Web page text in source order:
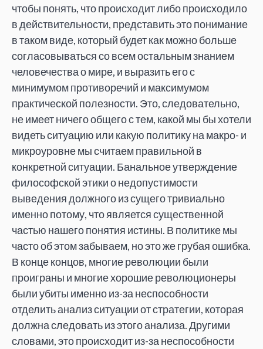
чтобы понять, что происходит либо происходило
в действительности, представить это понимание
в таком виде, который будет как можно больше
согласовываться со всем остальным знанием
человечества о мире, и выразить его с
минимумом противоречий и максимумом
практической полезности. Это, следовательно,
не имеет ничего общего с тем, какой мы бы хотели
видеть ситуацию или какую политику на макро- и
микроуровне мы считаем правильной в
конкретной ситуации. Банальное утверждение
философской этики о недопустимости
выведения должного из сущего тривиально
именно потому, что является существенной
частью нашего понятия истины. В политике мы
часто об этом забываем, но это же грубая ошибка.
В конце концов, многие революции были
проиграны и многие хорошие революционеры
были убиты именно из-за неспособности
отделить анализ ситуации от стратегии, которая
должна следовать из этого анализа. Другими
словами, это происходит из-за неспособности